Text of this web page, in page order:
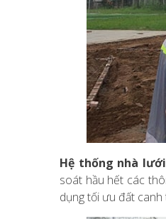
Hệ thống nhà
soát hầu hết các
dụng tối ưu đất